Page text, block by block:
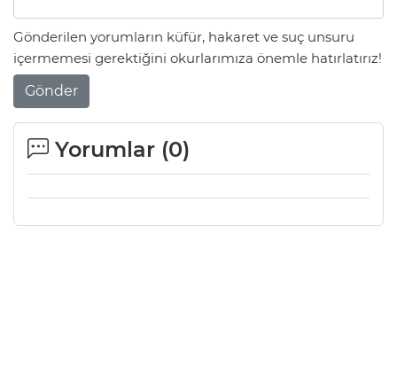
Gönderilen yorumların küfür, hakaret ve suç unsuru
içermemesi gerektiğini okurlarımıza önemle hatırlatırız!
Gönder
Yorumlar (0)